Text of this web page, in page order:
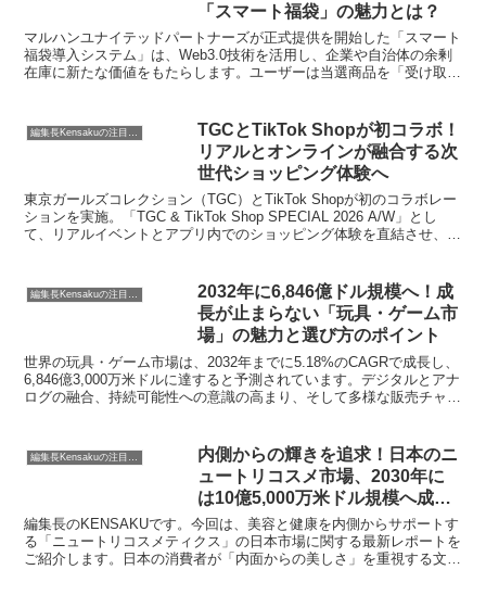
「スマート福袋」の魅力とは？
マルハンユナイテッドパートナーズが正式提供を開始した「スマート
福袋導入システム」は、Web3.0技術を活用し、企業や自治体の余剰
在庫に新たな価値をもたらします。ユーザーは当選商品を「受け取
説します。
編集長Kensakuの注目ネタ
TGCとTikTok Shopが初コラボ！
リアルとオンラインが融合する次
世代ショッピング体験へ
東京ガールズコレクション（TGC）とTikTok Shopが初のコラボレー
ションを実施。「TGC & TikTok Shop SPECIAL 2026 A/W」とし
て、リアルイベントとアプリ内でのショッピング体験を直結させ、新
から楽しめる企画が満載です。
編集長Kensakuの注目ネタ
2032年に6,846億ドル規模へ！成
長が止まらない「玩具・ゲーム市
場」の魅力と選び方のポイント
世界の玩具・ゲーム市場は、2032年までに5.18%のCAGRで成長し、
6,846億3,000万米ドルに達すると予測されています。デジタルとアナ
ログの融合、持続可能性への意識の高まり、そして多様な販売チャネ
内側からの輝きを追求！日本のニ
ュートリコスメ市場、2030年に
は10億5,000万米ドル規模へ成長
予測
編集長のKENSAKUです。今回は、美容と健康を内側からサポートす
る「ニュートリコスメティクス」の日本市場に関する最新レポートを
ご紹介します。日本の消費者が「内面からの美しさ」を重視する文化